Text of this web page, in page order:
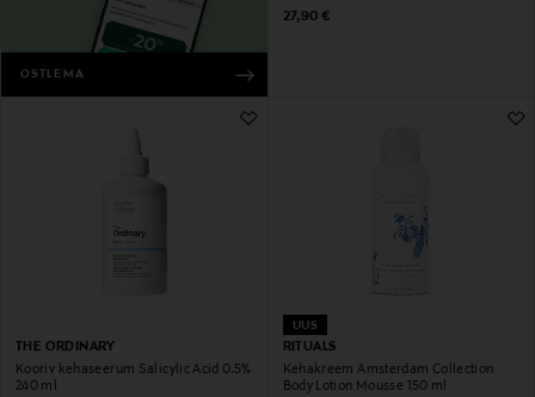
OSTLEMA
Original Price
27,90 €
THE ORDINARY
Kooriv kehaseerum Salicylic Acid 0.5%
240 ml
UUS
RITUALS
Kehakreem Amsterdam Collection
Body Lotion Mousse 150 ml